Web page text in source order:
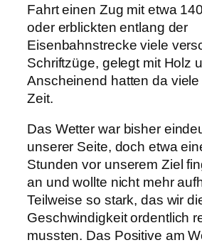
Fahrt einen Zug mit etwa
oder erblickten entlang der
Eisenbahnstrecke viele
Schriftzüge, gelegt mit Holz
Anscheinend hatten da viele
Zeit.
Das Wetter war bisher
unserer Seite, doch etwa
Stunden vor unserem Ziel
an und wollte nicht mehr
Teilweise so stark, das wir
Geschwindigkeit ordentlich
mussten. Das Positive am